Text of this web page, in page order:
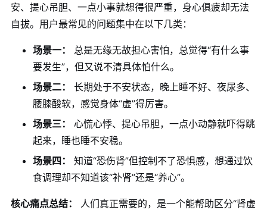
安、提心吊胆、一点小事就想得很严重，身心俱疲却无法
自拔。用户最常见的问题集中在以下几类：
场景一：
总是无缘无故担心害怕，总觉得“有什么事
要发生”，但又说不清具体怕什么。
场景二：
长期处于不安状态，晚上睡不好、夜尿多、
腰膝酸软，感觉身体“虚”得厉害。
场景三：
心慌心悸、提心吊胆，一点小动静就吓得跳
起来，睡也睡不安稳。
场景四：
知道“恐伤肾”但控制不了恐惧感，想通过饮
食调理却不知道该“补肾”还是“养心”。
核心痛点总结：
人们真正需要的，是一个能帮助区分“肾虚